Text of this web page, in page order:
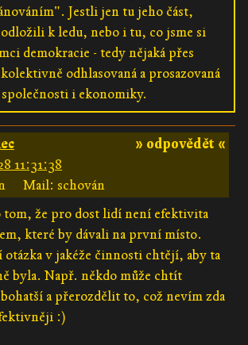
Jestli jen tu jeho část,
k ledu, nebo i tu, co jsme si
demokracie - tedy nějaká přes
odhlasovaná a prosazovaná
i ekonomiky.
» odpovědět «
11:31:38
Mail: schován
tom, že pro dost lidí není efektivita
které by dávali na první místo.
otázka v jakéže činnosti chtějí, aby ta
byla. Např. někdo může chtít
a přerozdělit to, což nevím zda
:)